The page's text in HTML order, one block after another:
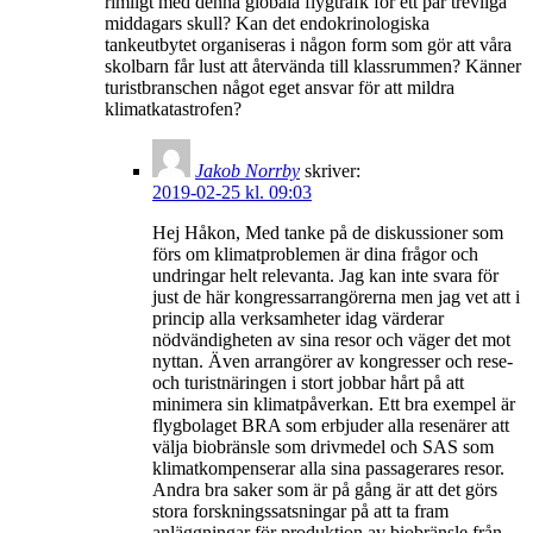
middagars skull? Kan det endokrinologiska
tankeutbytet organiseras i någon form som gör att våra
skolbarn får lust att återvända till klassrummen? Känner
turistbranschen något eget ansvar för att mildra
klimatkatastrofen?
Jakob Norrby skriver:
2019-02-25 kl. 09:03
Hej Håkon, Med tanke på de diskussioner som
förs om klimatproblemen är dina frågor och
undringar helt relevanta. Jag kan inte svara för
just de här kongressarrangörerna men jag vet att i
princip alla verksamheter idag värderar
nödvändigheten av sina resor och väger det mot
nyttan. Även arrangörer av kongresser och rese-
och turistnäringen i stort jobbar hårt på att
minimera sin klimatpåverkan. Ett bra exempel är
flygbolaget BRA som erbjuder alla resenärer att
välja biobränsle som drivmedel och SAS som
klimatkompenserar alla sina passagerares resor.
Andra bra saker som är på gång är att det görs
stora forskningssatsningar på att ta fram